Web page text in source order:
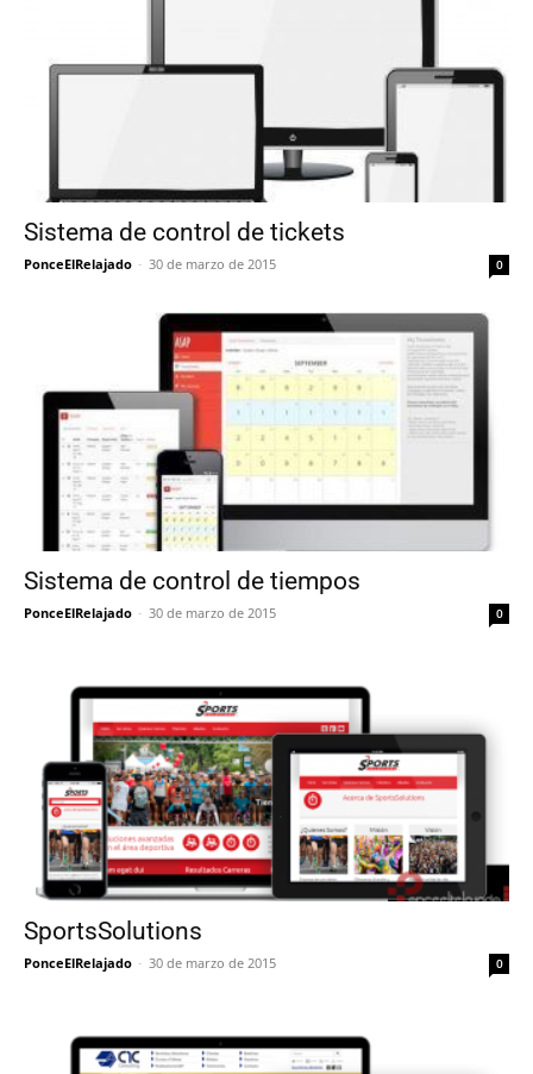
Sistema de control de tickets
PonceElRelajado - 30 de marzo de 2015 0
Sistema de control de tiempos
PonceElRelajado - 30 de marzo de 2015 0
SportsSolutions
PonceElRelajado - 30 de marzo de 2015 0